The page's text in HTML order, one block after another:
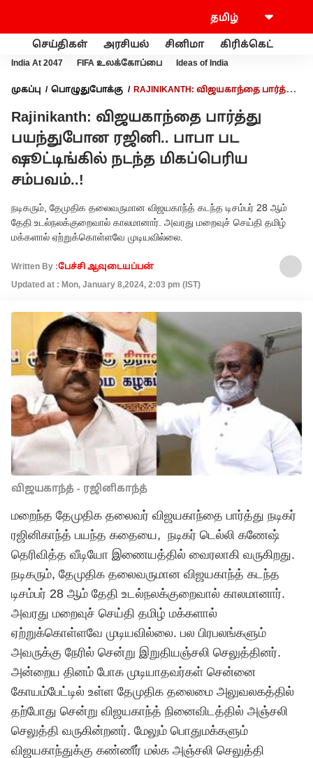
செய்திகள் அரசியல் சினிமா கிரிக்கெட்
India At 2047 FIFA உலக்கோப்பை Ideas of India
முகப்பு பொழுதுபோக்கு
RAJINIKANTH: விஜயகாந்தை பார்த்து
சம்பவம்..!
Rajinikanth: விஜயகாந்தை பார்த்து
பயந்துபோன ரஜினி.. பாபா பட
ஷூட்டிங்கில் நடந்த மிகப்பெரிய
சம்பவம்..!
நடிகரும், தேமுதிக தலைவருமான விஜயகாந்த் கடந்த டிசம்பர் 28 ஆம்
தேதி உடல்நலக்குறைவால் காலமானார். அவரது மறைவுச் செய்தி தமிழ்
மக்களால் ஏற்றுக்கொள்ளவே முடியவில்லை.
Written By :பேச்சி ஆவுடையப்பன்
Updated at : Mon, January 8,2024, 2:03 pm (IST)
விஜயகாந்த் - ரஜினிகாந்த்
மறைந்த தேமுதிக தலைவர் விஜயகாந்தை பார்த்து நடிகர்
ரஜினிகாந்த் பயந்த கதையை, நடிகர் டெல்லி கணேஷ்
தெரிவித்த வீடியோ இணையத்தில் வைரலாகி வருகிறது.
நடிகரும், தேமுதிக தலைவருமான விஜயகாந்த் கடந்த
டிசம்பர் 28 ஆம் தேதி உடல்நலக்குறைவால் காலமானார்.
அவரது மறைவுச் செய்தி தமிழ் மக்களால்
ஏற்றுக்கொள்ளவே முடியவில்லை. பல பிரபலங்களும்
அவருக்கு நேரில் சென்று இறுதியஞ்சலி செலுத்தினர்.
அன்றைய தினம் போக முடியாதவர்கள் சென்னை
கோயம்பேட்டில் உள்ள தேமுதிக தலைமை அலுவலகத்தில்
தற்போது சென்று விஜயகாந்த் நினைவிடத்தில் அஞ்சலி
செலுத்தி வருகின்றனர். மேலும் பொதுமக்களும்
விஜயகாந்துக்கு கண்ணீர் மல்க அஞ்சலி செலுத்தி